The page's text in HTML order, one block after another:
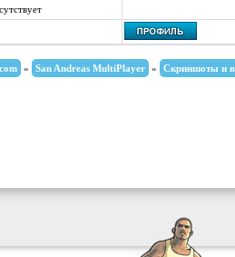
» San Andreas MultiPlayer » Скриншоты и